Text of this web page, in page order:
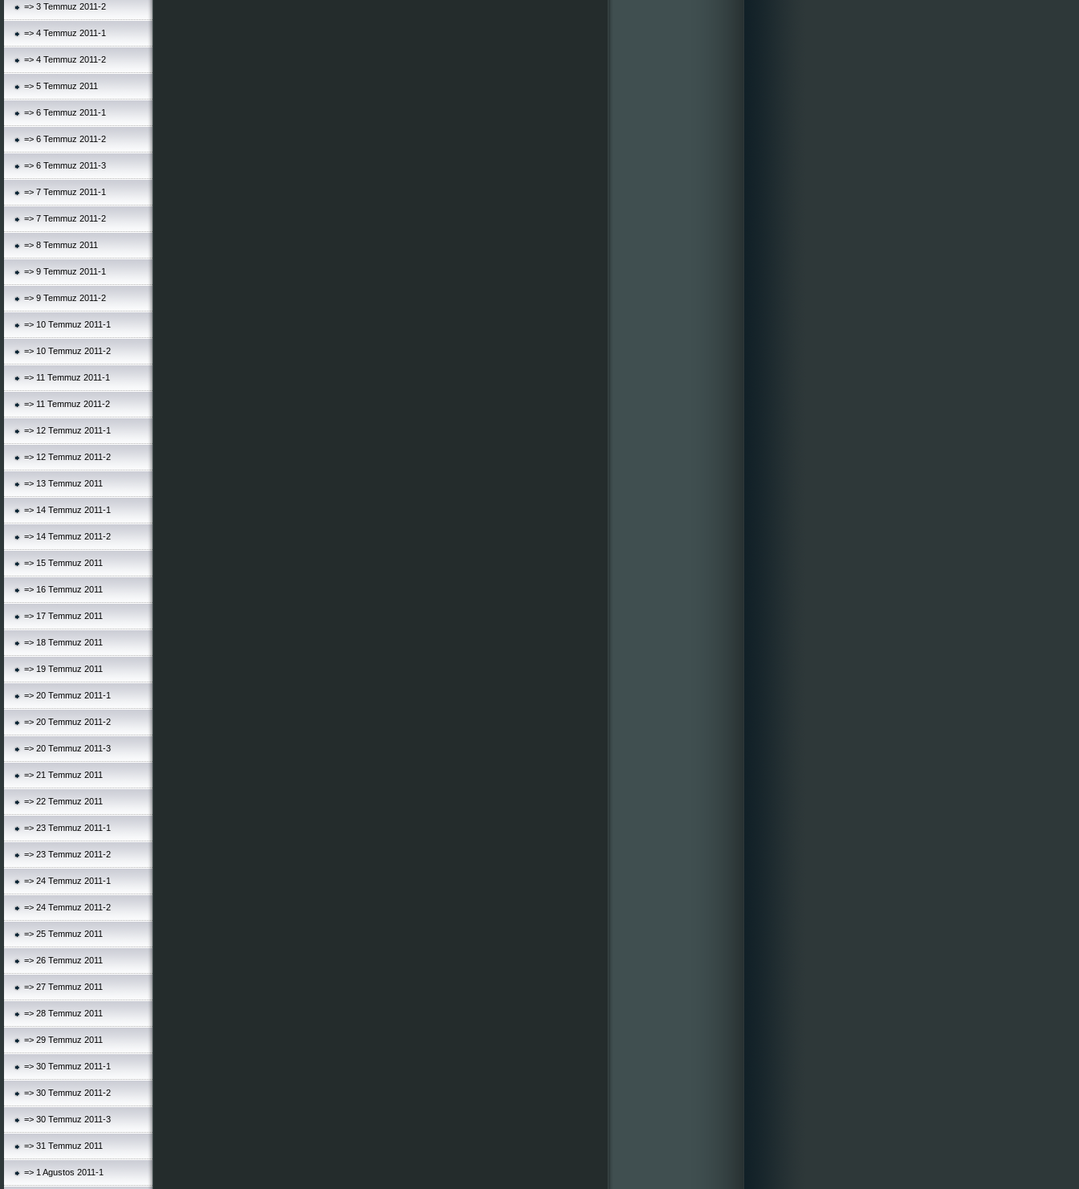
=> 3 Temmuz 2011-2
=> 4 Temmuz 2011-1
=> 4 Temmuz 2011-2
=> 5 Temmuz 2011
=> 6 Temmuz 2011-1
=> 6 Temmuz 2011-2
=> 6 Temmuz 2011-3
=> 7 Temmuz 2011-1
=> 7 Temmuz 2011-2
=> 8 Temmuz 2011
=> 9 Temmuz 2011-1
=> 9 Temmuz 2011-2
=> 10 Temmuz 2011-1
=> 10 Temmuz 2011-2
=> 11 Temmuz 2011-1
=> 11 Temmuz 2011-2
=> 12 Temmuz 2011-1
=> 12 Temmuz 2011-2
=> 13 Temmuz 2011
=> 14 Temmuz 2011-1
=> 14 Temmuz 2011-2
=> 15 Temmuz 2011
=> 16 Temmuz 2011
=> 17 Temmuz 2011
=> 18 Temmuz 2011
=> 19 Temmuz 2011
=> 20 Temmuz 2011-1
=> 20 Temmuz 2011-2
=> 20 Temmuz 2011-3
=> 21 Temmuz 2011
=> 22 Temmuz 2011
=> 23 Temmuz 2011-1
=> 23 Temmuz 2011-2
=> 24 Temmuz 2011-1
=> 24 Temmuz 2011-2
=> 25 Temmuz 2011
=> 26 Temmuz 2011
=> 27 Temmuz 2011
=> 28 Temmuz 2011
=> 29 Temmuz 2011
=> 30 Temmuz 2011-1
=> 30 Temmuz 2011-2
=> 30 Temmuz 2011-3
=> 31 Temmuz 2011
=> 1 Agustos 2011-1